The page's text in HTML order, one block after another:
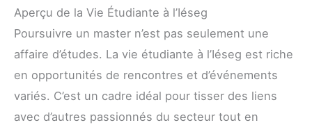
Aperçu de la Vie Étudiante à l’Iéseg
Poursuivre un master n’est pas seulement une
affaire d’études. La vie étudiante à l’Iéseg est riche
en opportunités de rencontres et d’événements
variés. C’est un cadre idéal pour tisser des liens
avec d’autres passionnés du secteur tout en